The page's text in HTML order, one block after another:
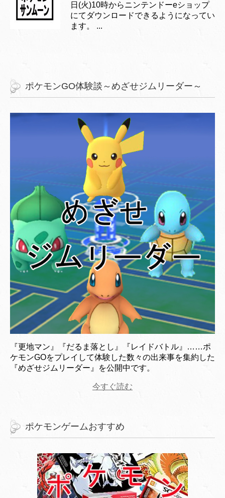
日(火)10時からニンテンドーeショップ
にてダウンロードできるようになってい
ます。 ...
ポケモンGO体験談～めざせジムリーダー～
『更地マン』『だるま落とし』『レイドバトル』……ポ
ケモンGOをプレイして体験した数々の出来事を集約した
『めざせジムリーダー』を公開中です。
今すぐ読む
ポケモンゲームおすすめ